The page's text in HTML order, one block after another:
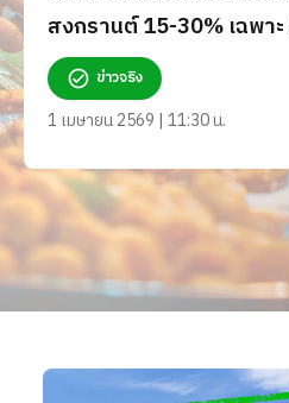
สงกรานต์ 15-30% เฉพาะ
ข่าวจริง
1 เมษายน 2569 | 11:30 น.